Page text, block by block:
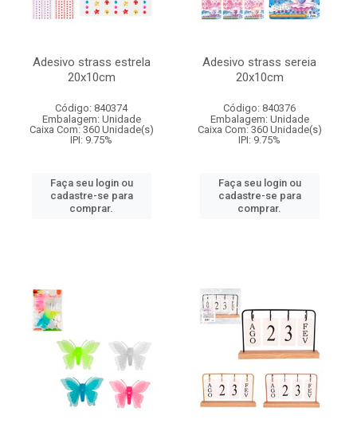
Adesivo strass estrela
20x10cm
Código: 840374
Embalagem: Unidade
Caixa Com: 360 Unidade(s)
IPI: 9.75%
Faça seu login ou
cadastre-se para
comprar.
Adesivo strass sereia
20x10cm
Código: 840376
Embalagem: Unidade
Caixa Com: 360 Unidade(s)
IPI: 9.75%
Faça seu login ou
cadastre-se para
comprar.